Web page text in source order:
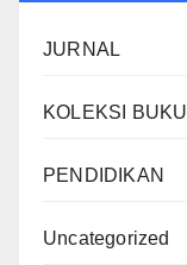
JURNAL
KOLEKSI BUKU
PENDIDIKAN
Uncategorized